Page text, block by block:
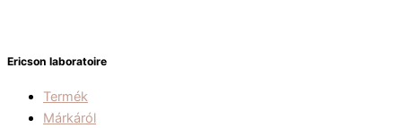
Ericson laboratoire
Termék
Márkáról